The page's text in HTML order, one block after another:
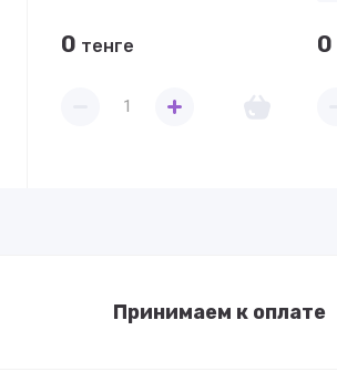
0 тенге 0
Принимаем к оплате